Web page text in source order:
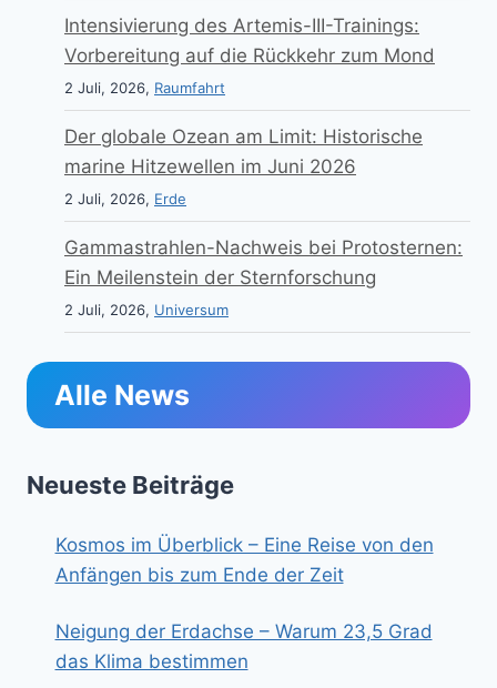
Intensivierung des Artemis-III-Trainings:
Vorbereitung auf die Rückkehr zum Mond
2 Juli, 2026, Raumfahrt
Der globale Ozean am Limit: Historische
marine Hitzewellen im Juni 2026
2 Juli, 2026, Erde
Gammastrahlen-Nachweis bei Protosternen:
Ein Meilenstein der Sternforschung
2 Juli, 2026, Universum
Alle News
Neueste Beiträge
Kosmos im Überblick – Eine Reise von den
Anfängen bis zum Ende der Zeit
Neigung der Erdachse – Warum 23,5 Grad
das Klima bestimmen